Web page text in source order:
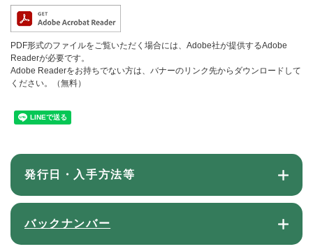
PDF形式のファイルをご覧いただく場合には、Adobe社が提供するAdobe
Readerが必要です。
Adobe Readerをお持ちでない方は、バナーのリンク先からダウンロードして
ください。（無料）
発行日・入手方法等
バックナンバー